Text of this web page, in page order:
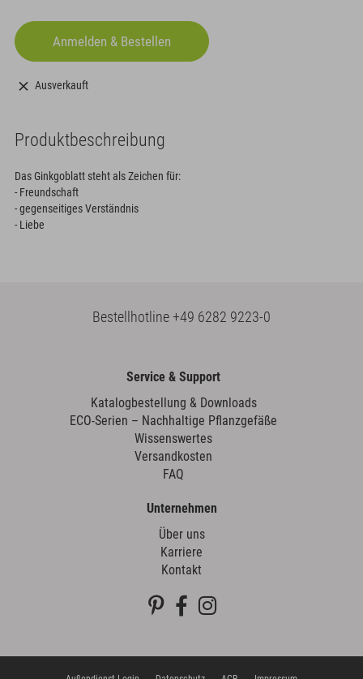
Ausverkauft
Produktbeschreibung
Das Ginkgoblatt steht als Zeichen für:
- Freundschaft
- gegenseitiges Verständnis
- Liebe
Bestellhotline+49 6282 9223-0
Service & Support
Katalogbestellung & Downloads
ECO-Serien – Nachhaltige Pflanzgefäße
Wissenswertes
Versandkosten
FAQ
Unternehmen
Über uns
Karriere
Kontakt